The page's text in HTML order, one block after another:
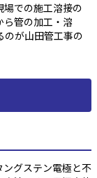
での施工溶接の
ら管の加工・溶
のが山田管工事の
グステン電極と不